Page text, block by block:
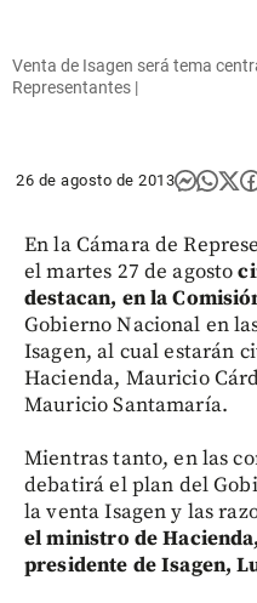
Venta de Isagen será tema
Representantes |
26 de agosto de 2013
En la Cámara de
el martes 27 de agosto
destacan, en la
Gobierno Nacional en
Isagen, al cual estarán
Hacienda, Mauricio
Mauricio Santamaría.
Mientras tanto, en las
debatirá el plan del
la venta Isagen y las
el ministro de
presidente de Isagen,